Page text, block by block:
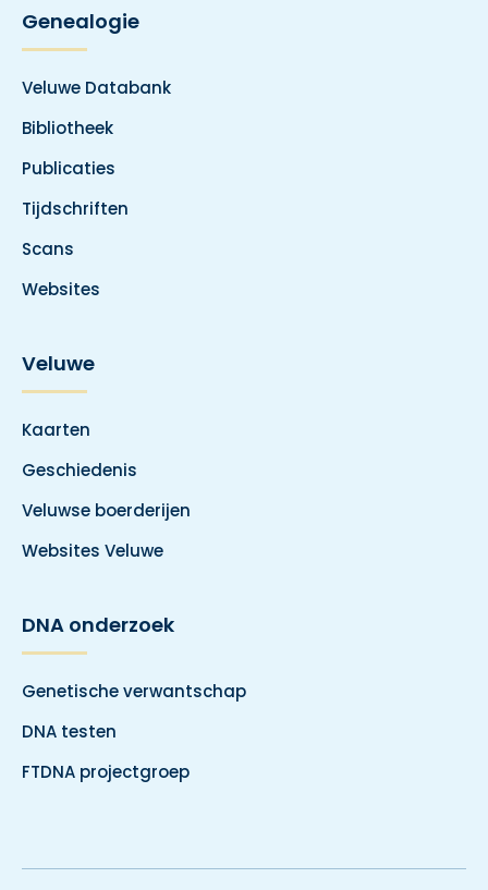
Genealogie
Veluwe Databank
Bibliotheek
Publicaties
Tijdschriften
Scans
Websites
Veluwe
Kaarten
Geschiedenis
Veluwse boerderijen
Websites Veluwe
DNA onderzoek
Genetische verwantschap
DNA testen
FTDNA projectgroep